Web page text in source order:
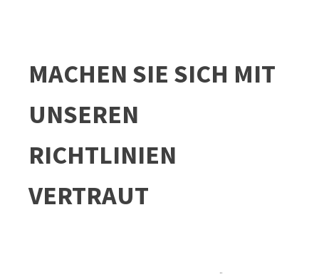
MACHEN SIE SICH MIT
UNSEREN
RICHTLINIEN
VERTRAUT